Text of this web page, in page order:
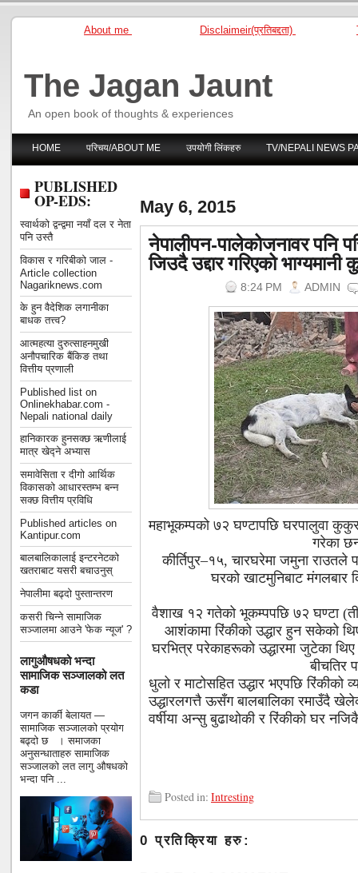
About me Disclaimeir(प्रतिबद्दता)
The Jagan Jaunt
An open book of thoughts & experiences
HOME परिचय/ABOUT ME उपयोगी लिंकहरु TV/NEPALI NEWS
PUBLISHED
OP-EDS:
स्वार्थको द्वन्द्वमा नयाँ दल र नेता
पनि उस्तै
विकास र गरिबीको जाल -
Article collection
Nagariknews.com
के हुन वैदेशिक लगानीका
बाधक तत्त्व?
आत्महत्या दुरुत्साहनमुखी
अनौपचारिक बैंकिङ तथा
वित्तीय प्रणाली
Published list on
Onlinekhabar.com -
Nepali national daily
हानिकारक हुनसक्छ ऋणीलाई
मात्र खेद्ने अभ्यास
समावेसिता र दीगो आर्थिक
विकासको आधारस्तम्भ बन्न
सक्छ वित्तीय प्रविधि
Published articles on
Kantipur.com
बालबालिकालाई इन्टरनेटको
खतराबाट यसरी बचाउनुस्
नेपालीमा बढ्दो पुस्तान्तरण
कसरी चिन्ने सामाजिक
सञ्जालमा आउने 'फेक न्यूज' ?
लागुऔषधको भन्दा
सामाजिक सञ्जालको लत
कडा
जगन कार्की बेलायत —
सामाजिक सञ्जालको प्रयोग
बढ्दो छ । समाजका
अनुसन्धाताहरु सामाजिक
सञ्जालको लत लागु औषधको
भन्दा पनि ...
May 6, 2015
नेपालीपन-पालेकोजनावर पनि
जिउदै उद्दार गरिएको
8:24 PM ADMIN
महाभूकम्पको ७२ घण्टापछि घरपालुवा कुकुर
गरेका
कीर्तिपुर–१५, चारघरेमा जमुना राउतले
घरको खाटमुनिबाट मंगलबार
वैशाख १२ गतेको भूकम्पपछि ७२ घण्टा
आशंकामा रिंकीको उद्धार हुन सकेको
घरभित्र परेकाहरूको उद्धारमा जुटेका
बीचतिर
धुलो र माटोसहित उद्धार भएपछि रिंकीको
उद्धारलगत्तै ऊसँग बालबालिका रमाउँदै
वर्षीया अन्सु बुढाथोकी र रिंकीको घर
Posted in: Intresting
0 प्रतिक्रिया हरु: